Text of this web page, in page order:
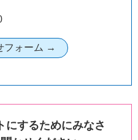
にするためにみなさ